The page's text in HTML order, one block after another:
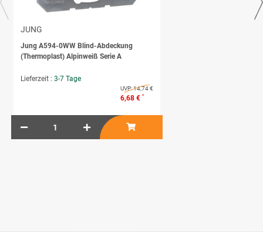
JUNG
Jung A594-0WW Blind-Abdeckung
(Thermoplast) Alpinweiß Serie A
Lieferzeit : 3-7 Tage
UVP:14,74 €
6,68 € *